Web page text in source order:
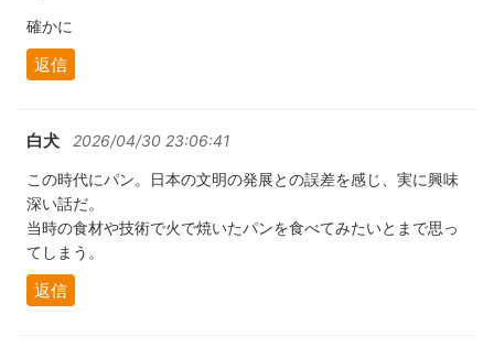
確かに
返信
白犬 2026/04/30 23:06:41
この時代にパン。日本の文明の発展との誤差を感じ、実に興味
深い話だ。
当時の食材や技術で火で焼いたパンを食べてみたいとまで思っ
てしまう。
返信